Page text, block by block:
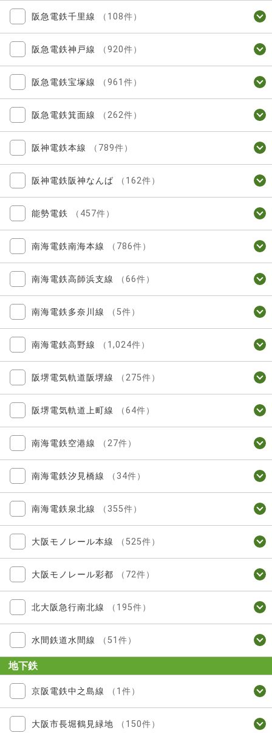
阪急電鉄千里線 （108件）
阪急電鉄神戸線 （920件）
阪急電鉄宝塚線 （961件）
阪急電鉄箕面線 （262件）
阪神電鉄本線 （789件）
阪神電鉄阪神なんば （162件）
能勢電鉄 （457件）
南海電鉄南海本線 （786件）
南海電鉄高師浜支線 （66件）
南海電鉄多奈川線 （5件）
南海電鉄高野線 （1,024件）
阪堺電気軌道阪堺線 （275件）
阪堺電気軌道上町線 （64件）
南海電鉄空港線 （27件）
南海電鉄汐見橋線 （34件）
南海電鉄泉北線 （355件）
大阪モノレール本線 （525件）
大阪モノレール彩都 （72件）
北大阪急行南北線 （195件）
水間鉄道水間線 （51件）
地下鉄
京阪電鉄中之島線 （1件）
大阪市長堀鶴見緑地 （150件）